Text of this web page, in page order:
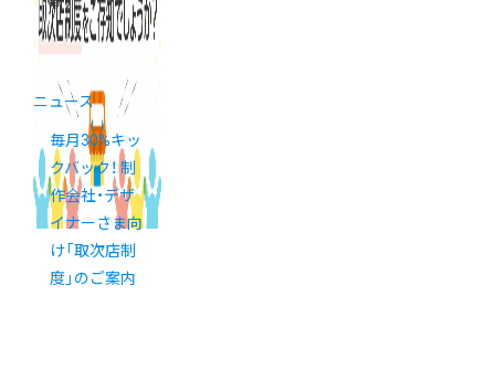
ニュース
毎月30%キッ
クバック！ 制
作会社・デザ
イナーさま向
け「取次店制
度」のご案内